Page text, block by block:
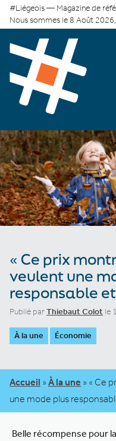
#Liégeois — Magazine de
Nous sommes le 8 Août
« Ce prix
veulent une
responsable
Publié parThiebaut Colot le
À la une Économie
Accueil » À la une » « Ce
une mode plus
Belle récompense pour